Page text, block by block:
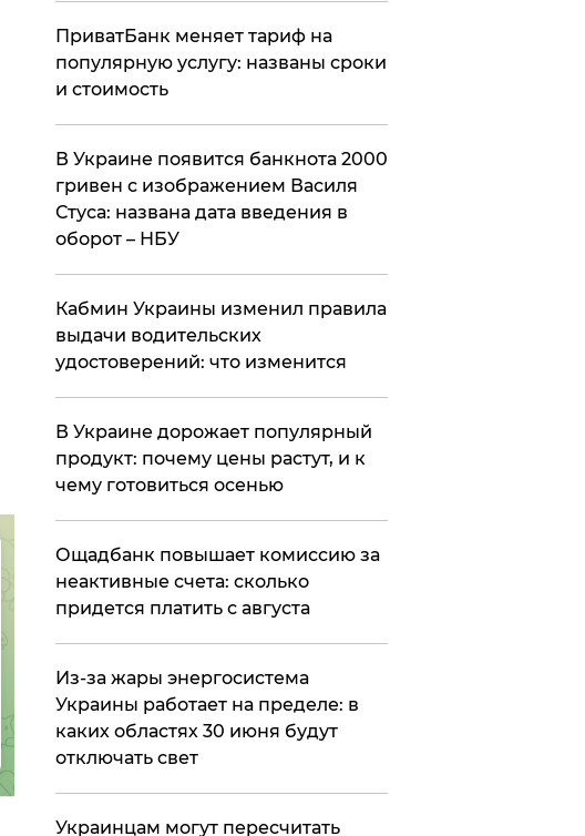
ПриватБанк меняет тариф на
популярную услугу: названы сроки
и стоимость
В Украине появится банкнота 2000
гривен с изображением Василя
Стуса: названа дата введения в
оборот – НБУ
Кабмин Украины изменил правила
выдачи водительских
удостоверений: что изменится
В Украине дорожает популярный
продукт: почему цены растут, и к
чему готовиться осенью
​Ощадбанк повышает комиссию за
неактивные счета: сколько
придется платить с августа
Из-за жары энергосистема
Украины работает на пределе: в
каких областях 30 июня будут
отключать свет
Украинцам могут пересчитать